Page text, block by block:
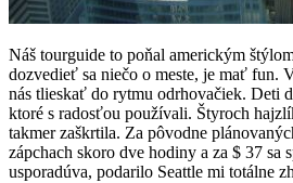
Náš tourguide to poňal americkým
dozvedieť sa niečo o meste, je mať fun.
nás tlieskať do rytmu odrhovačiek. Deti
ktoré s radosťou používali. Štyroch
takmer zaškrtila. Za pôvodne
zápchach skoro dve hodiny a za $ 37 sa
usporadúva, podarilo Seattle mi totálne